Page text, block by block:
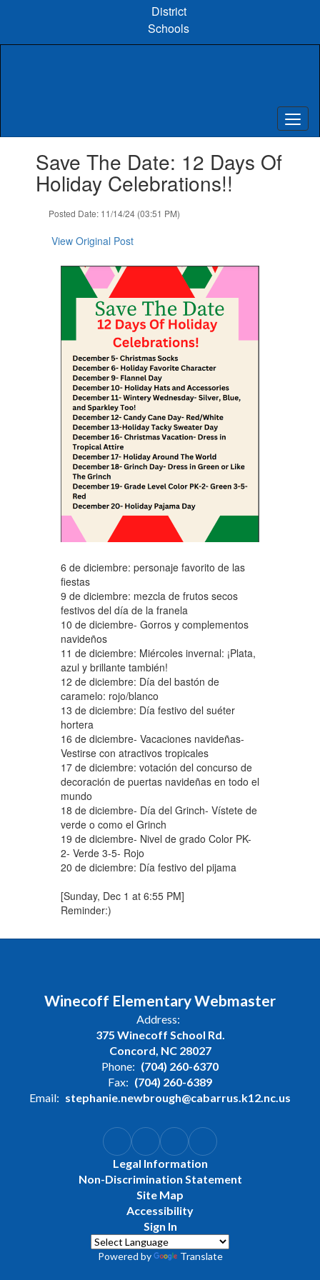
content
District
Schools
slides.Save The Date: 12 Days Of
Holiday Celebrations!!
Posted Date: 11/14/24 (03:51 PM)
View Original Post
6 de diciembre: personaje favorito de las
fiestas
9 de diciembre: mezcla de frutos secos
festivos del día de la franela
10 de diciembre- Gorros y complementos
navideños
11 de diciembre: Miércoles invernal: ¡Plata,
azul y brillante también!
12 de diciembre: Día del bastón de
caramelo: rojo/blanco
13 de diciembre: Día festivo del suéter
hortera
16 de diciembre- Vacaciones navideñas-
Vestirse con atractivos tropicales
17 de diciembre: votación del concurso de
decoración de puertas navideñas en todo el
mundo
18 de diciembre- Día del Grinch- Vístete de
verde o como el Grinch
19 de diciembre- Nivel de grado Color PK-
2- Verde 3-5- Rojo
20 de diciembre: Día festivo del pijama
[Sunday, Dec 1 at 6:55 PM]
Reminder:)
Winecoff Elementary Webmaster
Address:
375 Winecoff School Rd.
Concord, NC 28027
Phone: (704) 260-6370
Fax: (704) 260-6389
Email: stephanie.newbrough@cabarrus.k12.nc.us
Legal Information
Non-Discrimination Statement
Site Map
Accessibility
Sign In
Powered by Translate